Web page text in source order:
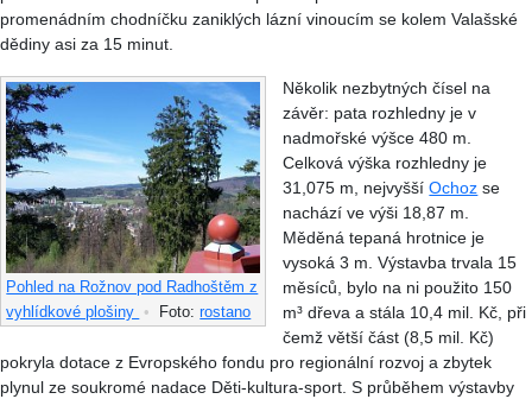
promenádním chodníčku zaniklých lázní vinoucím se kolem Valašské
dědiny asi za 15 minut.
Pohled na Rožnov pod Radhoštěm z
vyhlídkové plošiny • Foto:rostano
Několik nezbytných čísel na
závěr: pata rozhledny je v
nadmořské výšce 480 m.
Celková výška rozhledny je
31,075 m, nejvyššíOchoz se
nachází ve výši 18,87 m.
Měděná tepaná hrotnice je
vysoká 3 m. Výstavba trvala 15
měsíců, bylo na ni použito 150
m³ dřeva a stála 10,4 mil. Kč, při
čemž větší část (8,5 mil. Kč)
pokryla dotace z Evropského fondu pro regionální rozvoj a zbytek
plynul ze soukromé nadace Děti-kultura-sport. S průběhem výstavby